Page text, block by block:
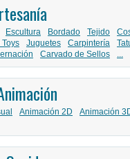
Escultura Bordado Tejido
Toys Juguetes Carpintería
Carvado de Sellos ...
Animación 2D Animación